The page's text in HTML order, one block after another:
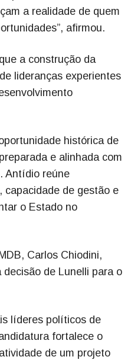
a realidade de quem
afirmou.
a construção da
lideranças experientes
histórica de
e alinhada com
Antídio reúne
capacidade de gestão e
o Estado no
Carlos Chiodini,
de Lunelli para o
líderes políticos de
fortalece o
de um projeto